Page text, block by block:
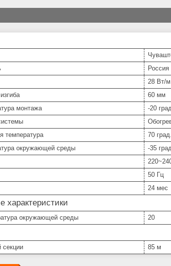
Россия
28 Вт/м
60 мм
монтажа
-20 град.
температура
70 град.
окружающей среды
-35 град.
50 Гц
24 мес
характеристики
окружающей среды 20
секции 85 м